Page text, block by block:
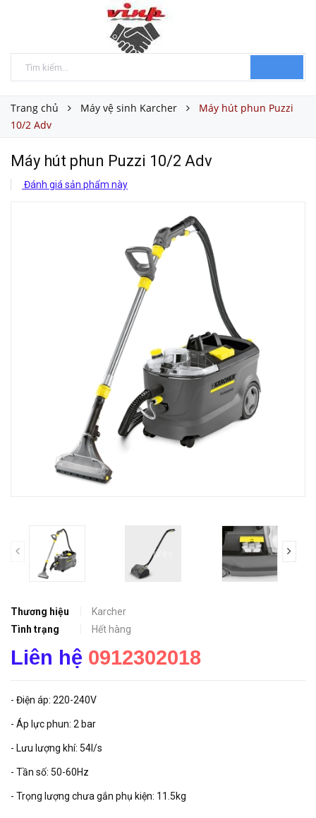
Trang chủ Máy vệ sinh Karcher
Máy hút phun Puzzi
10/2 Adv
Máy hút phun Puzzi 10/2 Adv
Đánh giá sản phẩm này
prev
Thương hiệu
Karcher
Tình trạng
Hết hàng
Liên hệ 0912302018
- Điện áp: 220-240V
- Áp lực phun: 2 bar
- Lưu lượng khí: 54l/s
- Tần số: 50-60Hz
- Trọng lượng chưa gắn phụ kiện: 11.5kg